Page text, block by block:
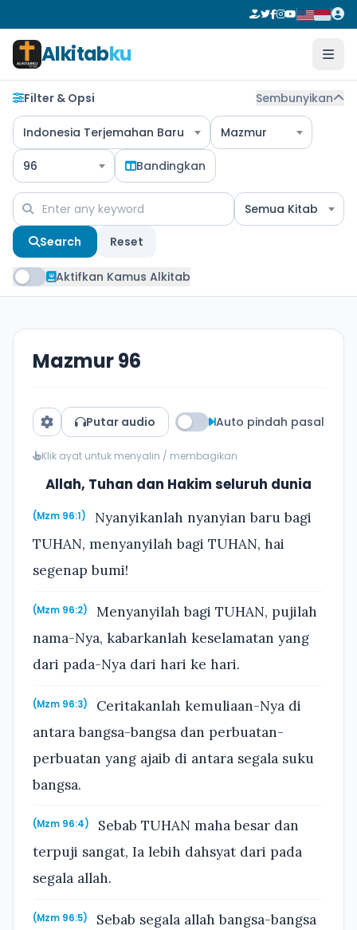
Alkitabku
Filter & Opsi Sembunyikan
Indonesia Terjemahan Baru Mazmur
96 Bandingkan
Semua Kitab
Search Reset
Aktifkan Kamus Alkitab
Mazmur 96
Putar audio Auto pindah pasal
Klik ayat untuk menyalin / membagikan
Allah, Tuhan dan Hakim seluruh dunia
(Mzm 96:1)
Nyanyikanlah nyanyian baru bagi
TUHAN, menyanyilah bagi TUHAN, hai
segenap bumi!
(Mzm 96:2)
Menyanyilah bagi TUHAN, pujilah
nama-Nya, kabarkanlah keselamatan yang
dari pada-Nya dari hari ke hari.
(Mzm 96:3)
Ceritakanlah kemuliaan-Nya di
antara bangsa-bangsa dan perbuatan-
perbuatan yang ajaib di antara segala suku
bangsa.
(Mzm 96:4)
Sebab TUHAN maha besar dan
terpuji sangat, Ia lebih dahsyat dari pada
segala allah.
(Mzm 96:5)
Sebab segala allah bangsa-bangsa